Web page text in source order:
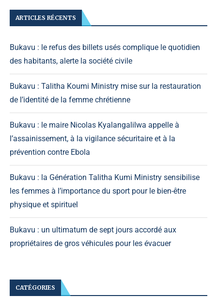
ARTICLES RÉCENTS
Bukavu : le refus des billets usés complique le quotidien
des habitants, alerte la société civile
Bukavu : Talitha Koumi Ministry mise sur la restauration
de l’identité de la femme chrétienne
Bukavu : le maire Nicolas Kyalangalilwa appelle à
l’assainissement, à la vigilance sécuritaire et à la
prévention contre Ebola
Bukavu : la Génération Talitha Kumi Ministry sensibilise
les femmes à l’importance du sport pour le bien-être
physique et spirituel
Bukavu : un ultimatum de sept jours accordé aux
propriétaires de gros véhicules pour les évacuer
CATÉGORIES